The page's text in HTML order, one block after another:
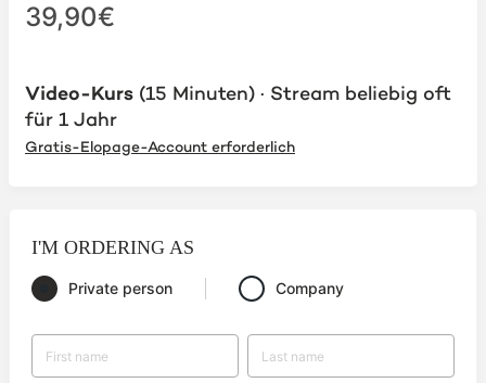
39,90€
Video-Kurs (15 Minuten) · Stream beliebig oft
für 1 Jahr
Gratis-Elopage-Account erforderlich
I'M ORDERING AS
Private person Company